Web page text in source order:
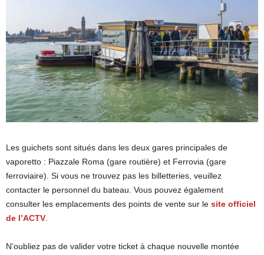
Les guichets sont situés dans les deux gares principales de
vaporetto : Piazzale Roma (gare routière) et Ferrovia (gare
ferroviaire). Si vous ne trouvez pas les billetteries, veuillez
contacter le personnel du bateau. Vous pouvez également
consulter les emplacements des points de vente sur le site officiel
de l’ACTV.
N’oubliez pas de valider votre ticket à chaque nouvelle montée